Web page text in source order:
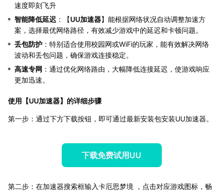
速度即刻飞升
智能降低延迟 ：【UU加速器】能根据网络状况自动调整加速方
案，选择最优网络路径，有效减少游戏中的延迟和卡顿问题。
丢包防护 ：特别适合使用校园网或WiFi的玩家，能有效解决网络
波动和丢包问题，确保游戏连接稳定。
高速专网 ：通过优化网络路由，大幅降低连接延迟，使游戏响应
更加迅速。
使用【UU加速器】的详细步骤
第一步：通过下方下载按钮，即可通过最新安装包安装UU加速器。
下载免费试用UU
第二步：在加速器搜索框输入卡厄思梦境 ，点击对应游戏图标，畅